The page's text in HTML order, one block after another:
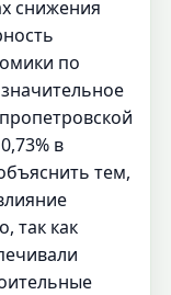
снижения
по
в
тем,
так как